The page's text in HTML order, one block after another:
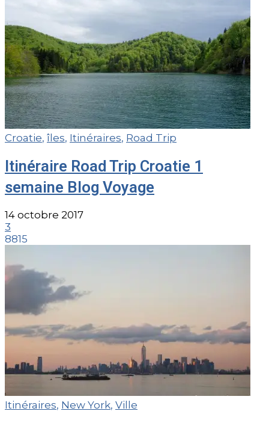
Croatie, îles, Itinéraires, Road Trip
Itinéraire Road Trip Croatie 1
semaine Blog Voyage
14 octobre 2017
3
8815
Itinéraires, New York, Ville